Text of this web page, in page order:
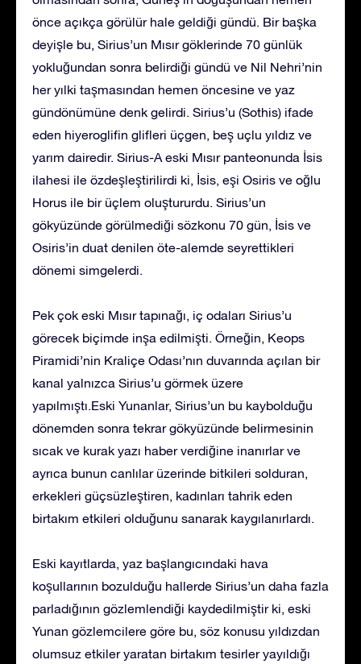
önce açıkça görülür hale geldiği gündü. Bir başka
deyişle bu, Sirius’un Mısır göklerinde 70 günlük
yokluğundan sonra belirdiği gündü ve Nil Nehri’nin
her yılki taşmasından hemen öncesine ve yaz
gündönümüne denk gelirdi. Sirius’u (Sothis) ifade
eden hiyeroglifin glifleri üçgen, beş uçlu yıldız ve
yarım dairedir. Sirius-A eski Mısır panteonunda İsis
ilahesi ile özdeşleştirilirdi ki, İsis, eşi Osiris ve oğlu
Horus ile bir üçlem oluştururdu. Sirius’un
gökyüzünde görülmediği sözkonu 70 gün, İsis ve
Osiris’in duat denilen öte-alemde seyrettikleri
dönemi simgelerdi.
Pek çok eski Mısır tapınağı, iç odaları Sirius’u
görecek biçimde inşa edilmişti. Örneğin, Keops
Piramidi’nin Kraliçe Odası’nın duvarında açılan bir
kanal yalnızca Sirius’u görmek üzere
yapılmıştı.Eski Yunanlar, Sirius’un bu kaybolduğu
dönemden sonra tekrar gökyüzünde belirmesinin
sıcak ve kurak yazı haber verdiğine inanırlar ve
ayrıca bunun canlılar üzerinde bitkileri solduran,
erkekleri güçsüzleştiren, kadınları tahrik eden
birtakım etkileri olduğunu sanarak kaygılanırlardı.
Eski kayıtlarda, yaz başlangıcındaki hava
koşullarının bozulduğu hallerde Sirius’un daha fazla
parladığının gözlemlendiği kaydedilmiştir ki, eski
Yunan gözlemcilere göre bu, söz konusu yıldızdan
olumsuz etkiler yaratan birtakım tesirler yayıldığı